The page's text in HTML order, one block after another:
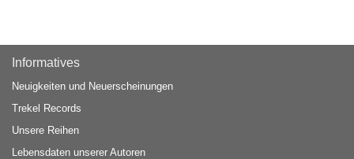
Informatives
Neuigkeiten und Neuerscheinungen
Trekel Records
Unsere Reihen
Lebensdaten unserer Autoren